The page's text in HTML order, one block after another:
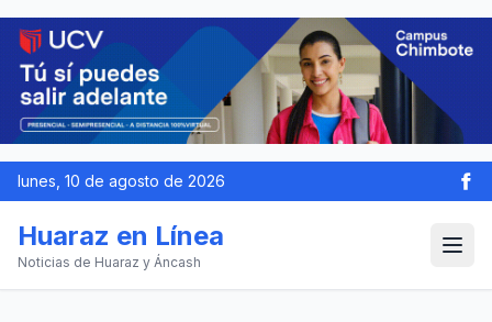
lunes, 10 de agosto de 2026
Huaraz en Línea
Noticias de Huaraz y Áncash